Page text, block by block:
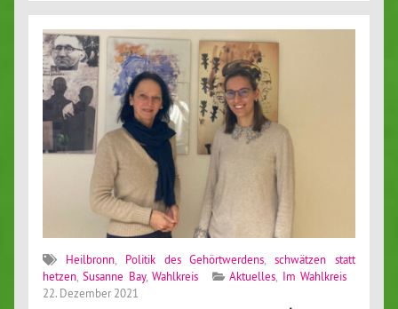
Heilbronn, Politik des Gehörtwerdens ,schwätzen statt
hetzen ,Susanne Bay,Wahlkreis Aktuelles Im Wahlkreis
22. Dezember 2021